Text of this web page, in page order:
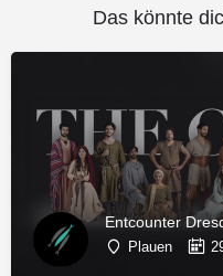
Das könnte
Entcounter
Plauen